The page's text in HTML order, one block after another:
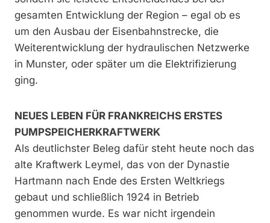
gesamten Entwicklung der Region – egal ob es
um den Ausbau der Eisenbahnstrecke, die
Weiterentwicklung der hydraulischen Netzwerke
in Munster, oder später um die Elektrifizierung
ging.
NEUES LEBEN FÜR FRANKREICHS ERSTES
PUMPSPEICHERKRAFTWERK
Als deutlichster Beleg dafür steht heute noch das
alte Kraftwerk Leymel, das von der Dynastie
Hartmann nach Ende des Ersten Weltkriegs
gebaut und schließlich 1924 in Betrieb
genommen wurde. Es war nicht irgendein